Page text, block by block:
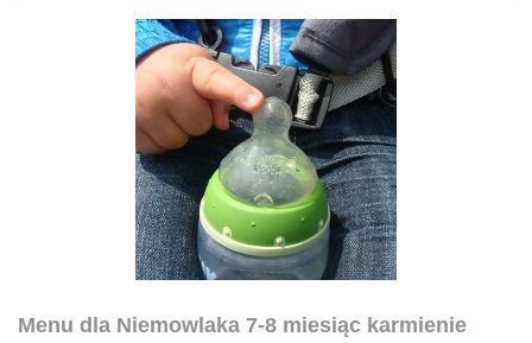
Menu dla Niemowlaka 7-8 miesiąc karmienie